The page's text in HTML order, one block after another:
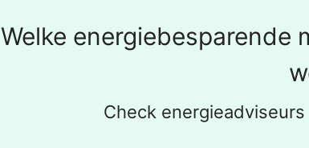
Welke energiebesparende
Check